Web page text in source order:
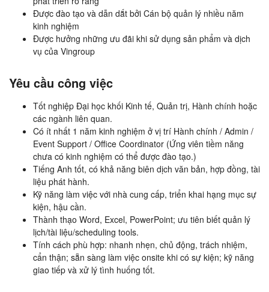
Được đào tạo và dẫn dắt bởi Cán bộ quản lý nhiều năm
kinh nghiệm
Được hưởng những ưu đãi khi sử dụng sản phẩm và dịch
vụ của Vingroup
Yêu cầu công việc
Tốt nghiệp Đại học khối Kinh tế, Quản trị, Hành chính hoặc
các ngành liên quan.
Có ít nhất 1 năm kinh nghiệm ở vị trí Hành chính / Admin /
Event Support / Office Coordinator (Ứng viên tiềm năng
chưa có kinh nghiệm có thể được đào tạo.)
Tiếng Anh tốt, có khả năng biên dịch văn bản, hợp đồng, tài
liệu phát hành.
Kỹ năng làm việc với nhà cung cấp, triển khai hạng mục sự
kiện, hậu cần.
Thành thạo Word, Excel, PowerPoint; ưu tiên biết quản lý
lịch/tài liệu/scheduling tools.
Tính cách phù hợp: nhanh nhẹn, chủ động, trách nhiệm,
cẩn thận; sẵn sàng làm việc onsite khi có sự kiện; kỹ năng
giao tiếp và xử lý tình huống tốt.